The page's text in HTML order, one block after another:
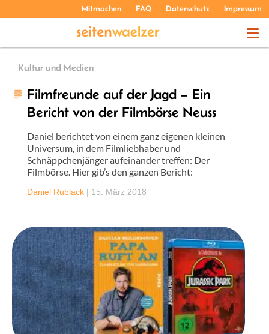
Mitmachen FAQ Datenschutz Impressum
PODCASTS
ÜBER UNS
Kultur und Medien
Filmfreunde auf der Jagd – Ein
Bericht von der Filmbörse Neuss
Daniel berichtet von einem ganz eigenen kleinen
Universum, in dem Filmliebhaber und
Schnäppchenjänger aufeinander treffen: Der
Filmbörse. Hier gib’s den ganzen Bericht:
Daniel Rublack | 15. März 2018